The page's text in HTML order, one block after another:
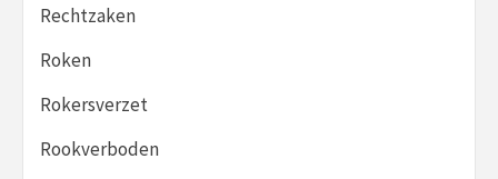
Rechtzaken
Roken
Rokersverzet
Rookverboden